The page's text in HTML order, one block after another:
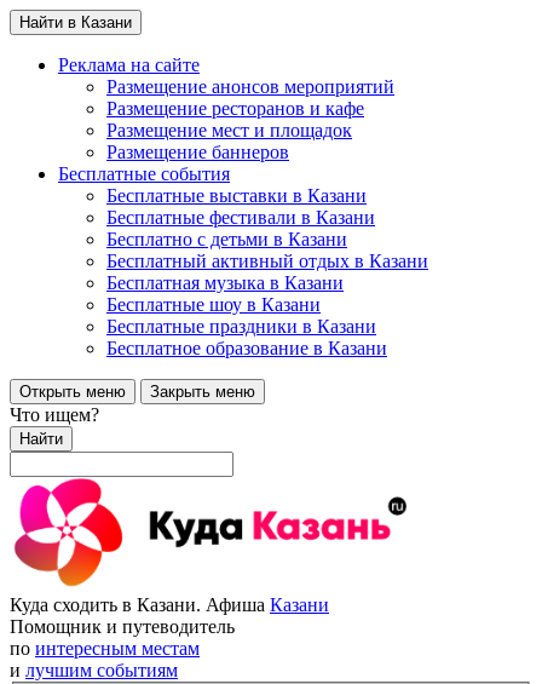
Найти в Казани
Реклама на сайте
Размещение анонсов мероприятий
Размещение ресторанов и кафе
Размещение мест и площадок
Размещение баннеров
Бесплатные события
Бесплатные выставки в Казани
Бесплатные фестивали в Казани
Бесплатно с детьми в Казани
Бесплатный активный отдых в Казани
Бесплатная музыка в Казани
Бесплатные шоу в Казани
Бесплатные праздники в Казани
Бесплатное образование в Казани
Открыть меню Закрыть меню
Что ищем?
Найти
Куда сходить в Казани. Афиша Казани
Помощник и путеводитель
по интересным местам
и лучшим событиям